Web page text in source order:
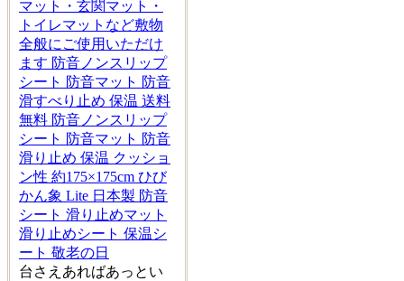
マット・玄関マット・
トイレマットなど敷物
全般にご使用いただけ
ます 防音ノンスリップ
シート 防音マット 防音
滑すべり止め 保温 送料
無料 防音ノンスリップ
シート 防音マット 防音
滑り止め 保温 クッショ
ン性 約175×175cm ひび
かん象 Lite 日本製 防音
シート 滑り止めマット
滑り止めシート 保温シ
ート 敬老の日
台さえあればあっとい